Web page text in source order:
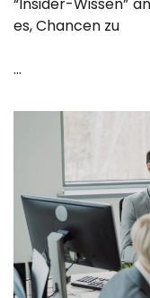
es, Chancen zu
…